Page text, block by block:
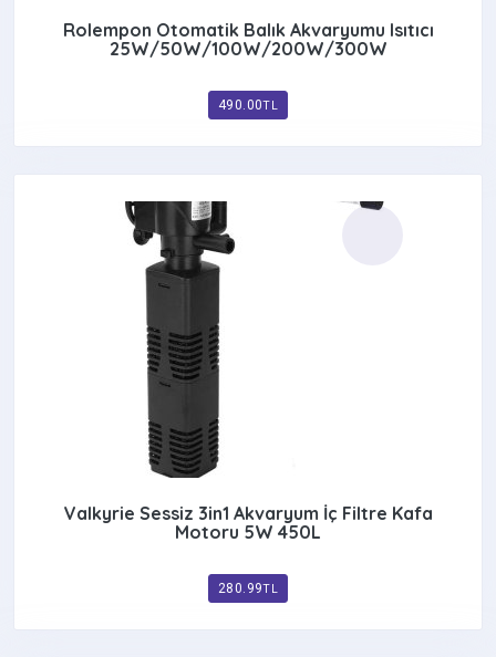
Rolempon Otomatik Balık Akvaryumu Isıtıcı
25W/50W/100W/200W/300W
490.00TL
Valkyrie Sessiz 3in1 Akvaryum İç Filtre Kafa
Motoru 5W 450L
280.99TL